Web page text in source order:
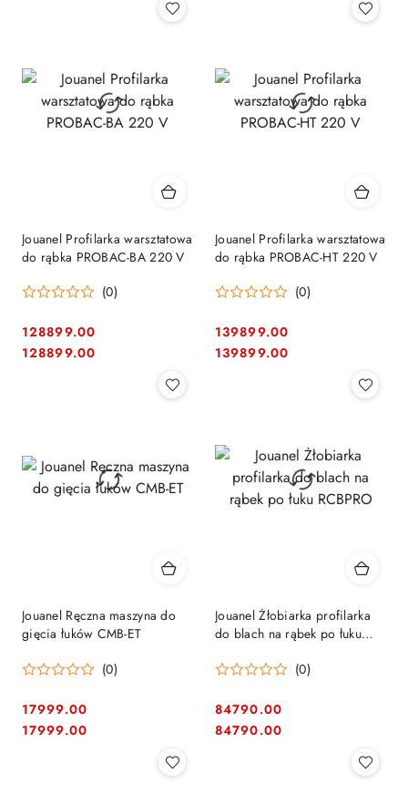
Jouanel Profilarka warsztatowa
do rąbka PROBAC-BA 220 V
(0)
Cena:
128899.00
Cena:
128899.00
Jouanel Profilarka warsztatowa
do rąbka PROBAC-HT 220 V
(0)
Cena:
139899.00
Cena:
139899.00
Jouanel Ręczna maszyna do
gięcia łuków CMB-ET
(0)
Cena:
17999.00
Cena:
17999.00
Jouanel Żłobiarka profilarka
do blach na rąbek po łuku
(0)
Cena:
84790.00
Cena:
84790.00